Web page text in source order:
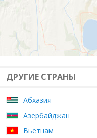
ДРУГИЕ СТРАНЫ
Абхазия
Азербайджан
Вьетнам